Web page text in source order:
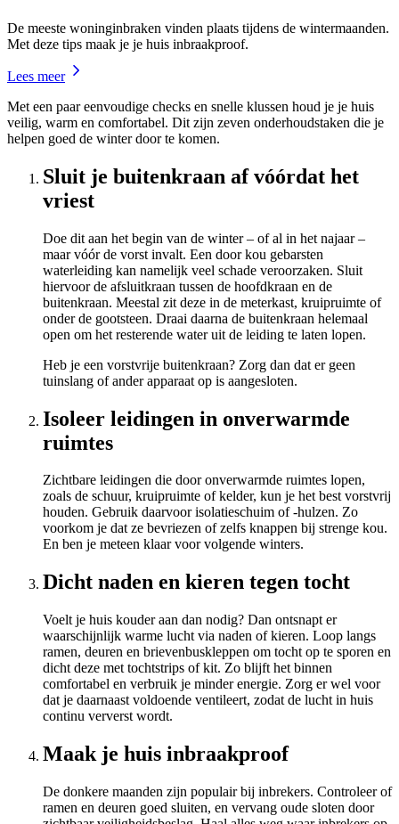
De meeste woninginbraken vinden plaats tijdens de wintermaanden.
Met deze tips maak je je huis inbraakproof.
Lees meer
Met een paar eenvoudige checks en snelle klussen houd je je huis
veilig, warm en comfortabel. Dit zijn zeven onderhoudstaken die je
helpen goed de winter door te komen.
Sluit je buitenkraan af vóórdat het
vriest
Doe dit aan het begin van de winter – of al in het najaar –
maar vóór de vorst invalt. Een door kou gebarsten
waterleiding kan namelijk veel schade veroorzaken. Sluit
hiervoor de afsluitkraan tussen de hoofdkraan en de
buitenkraan. Meestal zit deze in de meterkast, kruipruimte of
onder de gootsteen. Draai daarna de buitenkraan helemaal
open om het resterende water uit de leiding te laten lopen.
Heb je een vorstvrije buitenkraan? Zorg dan dat er geen
tuinslang of ander apparaat op is aangesloten.
Isoleer leidingen in onverwarmde
ruimtes
Zichtbare leidingen die door onverwarmde ruimtes lopen,
zoals de schuur, kruipruimte of kelder, kun je het best vorstvrij
houden. Gebruik daarvoor isolatieschuim of -hulzen. Zo
voorkom je dat ze bevriezen of zelfs knappen bij strenge kou.
En ben je meteen klaar voor volgende winters.
Dicht naden en kieren tegen tocht
Voelt je huis kouder aan dan nodig? Dan ontsnapt er
waarschijnlijk warme lucht via naden of kieren. Loop langs
ramen, deuren en brievenbuskleppen om tocht op te sporen en
dicht deze met tochtstrips of kit. Zo blijft het binnen
comfortabel en verbruik je minder energie. Zorg er wel voor
dat je daarnaast voldoende ventileert, zodat de lucht in huis
continu ververst wordt.
Maak je huis inbraakproof
De donkere maanden zijn populair bij inbrekers. Controleer of
ramen en deuren goed sluiten, en vervang oude sloten door